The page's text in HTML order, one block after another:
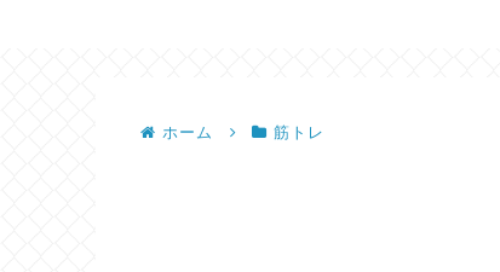
ホーム 筋トレ